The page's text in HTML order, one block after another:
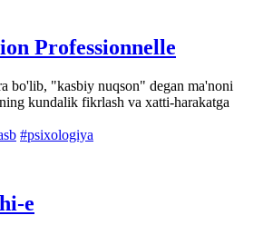
Professionnelle
bo'lib, "kasbiy nuqson" degan ma'noni
kundalik fikrlash va xatti-harakatga
#psixologiya
e